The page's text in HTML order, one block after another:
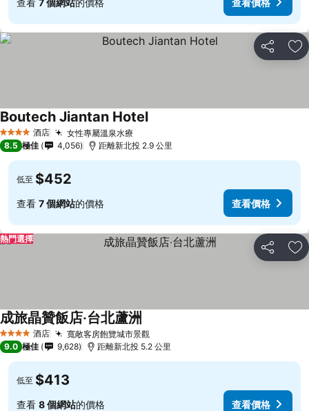
分享 放
4 星級 酒店 女性專屬溫泉水療
Boutech Jiantan Hotel
8.5 極佳 4,056 距離新北投 2.9 公里
低至 $452
查看 7 個網站的價格 查看價格
分享 放
熱門選擇
4 星級 酒店 寬敞客房飽覽城市景觀
成旅晶贊飯店‧台北蘆洲
9.0 極佳 9,628 距離新北投 5.2 公里
低至 $413
查看 8 個網站的價格 查看價格